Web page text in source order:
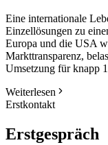
Eine internationale
Einzellösungen zu
Europa und die USA
Markttransparenz,
Umsetzung für knapp
Weiterlesen
Erstkontakt
Erstgespräch